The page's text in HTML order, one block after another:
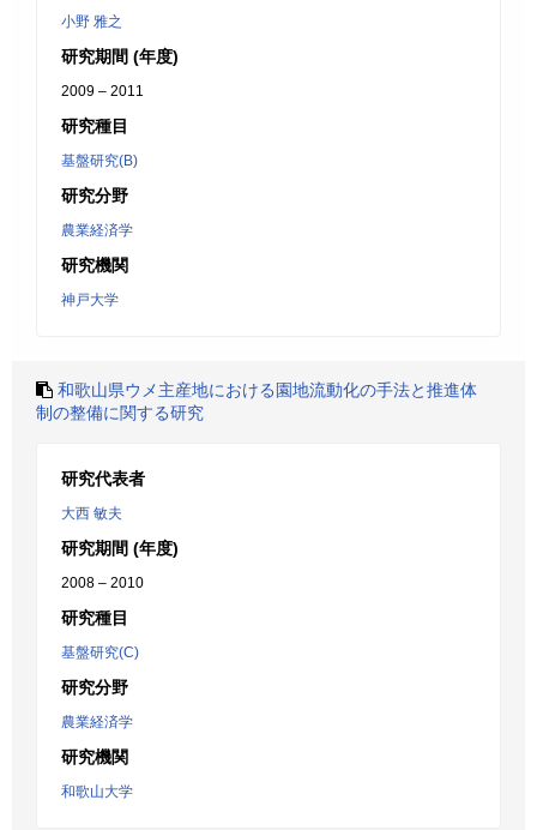
小野 雅之
研究期間 (年度)
2009 – 2011
研究種目
基盤研究(B)
研究分野
農業経済学
研究機関
神戸大学
和歌山県ウメ主産地における園地流動化の手法と推進体
制の整備に関する研究
研究代表者
大西 敏夫
研究期間 (年度)
2008 – 2010
研究種目
基盤研究(C)
研究分野
農業経済学
研究機関
和歌山大学